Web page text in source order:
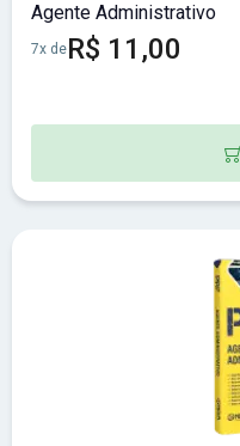
Agente Administrativo
7x deR$ 11,00